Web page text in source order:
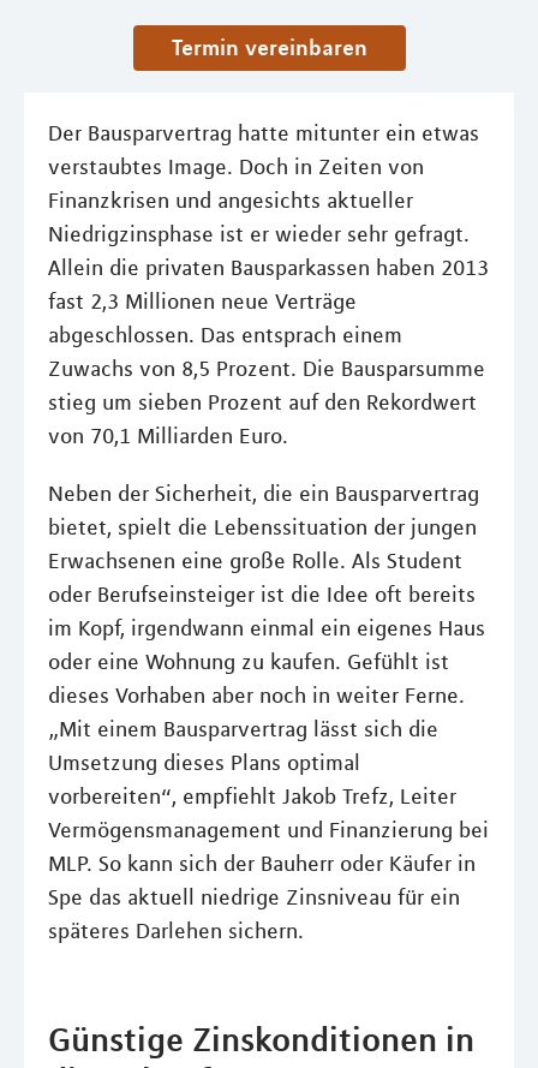
Termin vereinbaren
Der Bausparvertrag hatte mitunter ein etwas
verstaubtes Image. Doch in Zeiten von
Finanzkrisen und angesichts aktueller
Niedrigzinsphase ist er wieder sehr gefragt.
Allein die privaten Bausparkassen haben 2013
fast 2,3 Millionen neue Verträge
abgeschlossen. Das entsprach einem
Zuwachs von 8,5 Prozent. Die Bausparsumme
stieg um sieben Prozent auf den Rekordwert
von 70,1 Milliarden Euro.
Neben der Sicherheit, die ein Bausparvertrag
bietet, spielt die Lebenssituation der jungen
Erwachsenen eine große Rolle. Als Student
oder Berufseinsteiger ist die Idee oft bereits
im Kopf, irgendwann einmal ein eigenes Haus
oder eine Wohnung zu kaufen. Gefühlt ist
dieses Vorhaben aber noch in weiter Ferne.
„Mit einem Bausparvertrag lässt sich die
Umsetzung dieses Plans optimal
vorbereiten“, empfiehlt Jakob Trefz, Leiter
Vermögensmanagement und Finanzierung bei
MLP. So kann sich der Bauherr oder Käufer in
Spe das aktuell niedrige Zinsniveau für ein
späteres Darlehen sichern.
Günstige Zinskonditionen in